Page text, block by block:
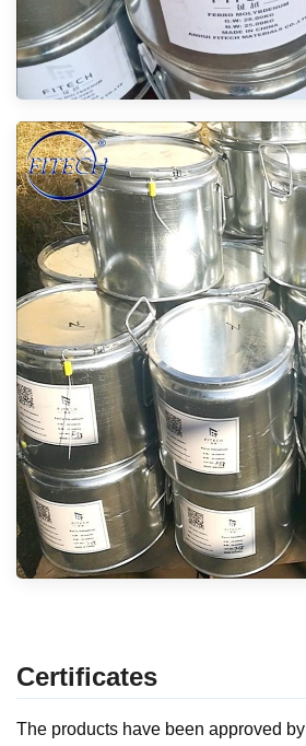
Certificates
The products have been approved by